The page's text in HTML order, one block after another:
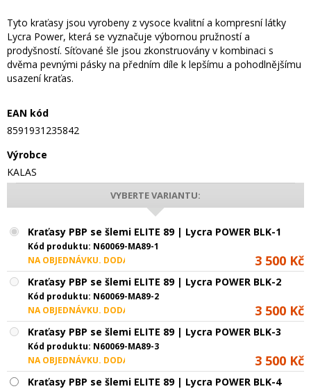
Tyto kraťasy jsou vyrobeny z vysoce kvalitní a kompresní látky
Lycra Power, která se vyznačuje výbornou pružností a
prodyšností. Síťované šle jsou zkonstruovány v kombinaci s
dvěma pevnými pásky na předním díle k lepšímu a pohodlnějšímu
usazení kraťas.
EAN kód
8591931235842
Výrobce
KALAS
VYBERTE VARIANTU:
Kraťasy PBP se šlemi ELITE 89 | Lycra POWER BLK-1
Kód produktu: N60069-MA89-1
NA OBJEDNÁVKU. DODACÍ LHŮTA CCA 4 TÝDNY
3 500 Kč
Kraťasy PBP se šlemi ELITE 89 | Lycra POWER BLK-2
Kód produktu: N60069-MA89-2
NA OBJEDNÁVKU. DODACÍ LHŮTA CCA 4 TÝDNY
3 500 Kč
Kraťasy PBP se šlemi ELITE 89 | Lycra POWER BLK-3
Kód produktu: N60069-MA89-3
NA OBJEDNÁVKU. DODACÍ LHŮTA CCA 4 TÝDNY
3 500 Kč
Kraťasy PBP se šlemi ELITE 89 | Lycra POWER BLK-4